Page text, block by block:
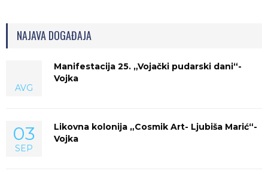
NAJAVA DOGAĐAJA
AVG
Manifestacija 25. „Vojački pudarski dani“-
Vojka
03
SEP
Likovna kolonija „Cosmik Art- Ljubiša Marić“-
Vojka